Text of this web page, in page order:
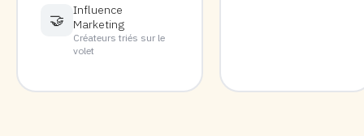
🤝
Influence
Marketing
Créateurs triés sur le
volet